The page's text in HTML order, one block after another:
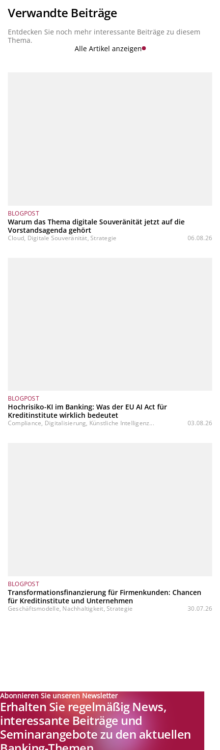
Verwandte Beiträge
Entdecken Sie noch mehr interessante Beiträge zu diesem
Thema.
Alle Artikel anzeigen
BLOGPOST
Warum das Thema digitale Souveränität jetzt auf die
Vorstandsagenda gehört
Cloud, Digitale Souveränität, Strategie 06.08.26
BLOGPOST
Hochrisiko-KI im Banking: Was der EU AI Act für
Kreditinstitute wirklich bedeutet
Compliance, Digitalisierung, Künstliche Intelligenz... 03.08.26
BLOGPOST
Transformationsfinanzierung für Firmenkunden: Chancen
für Kreditinstitute und Unternehmen
Geschäftsmodelle, Nachhaltigkeit, Strategie 30.07.26
Abonnieren Sie unseren Newsletter
Erhalten Sie regelmäßig News,
interessante Beiträge und
Seminarangebote zu den aktuellen